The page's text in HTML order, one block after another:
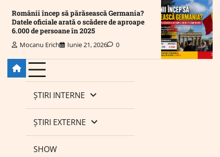
Românii încep să părăsească Germania?
Datele oficiale arată o scădere de aproape
6.000 de persoane în 2025
Mocanu Erich Iunie 21, 2026 0
ȘTIRI INTERNE
ȘTIRI EXTERNE
SHOW